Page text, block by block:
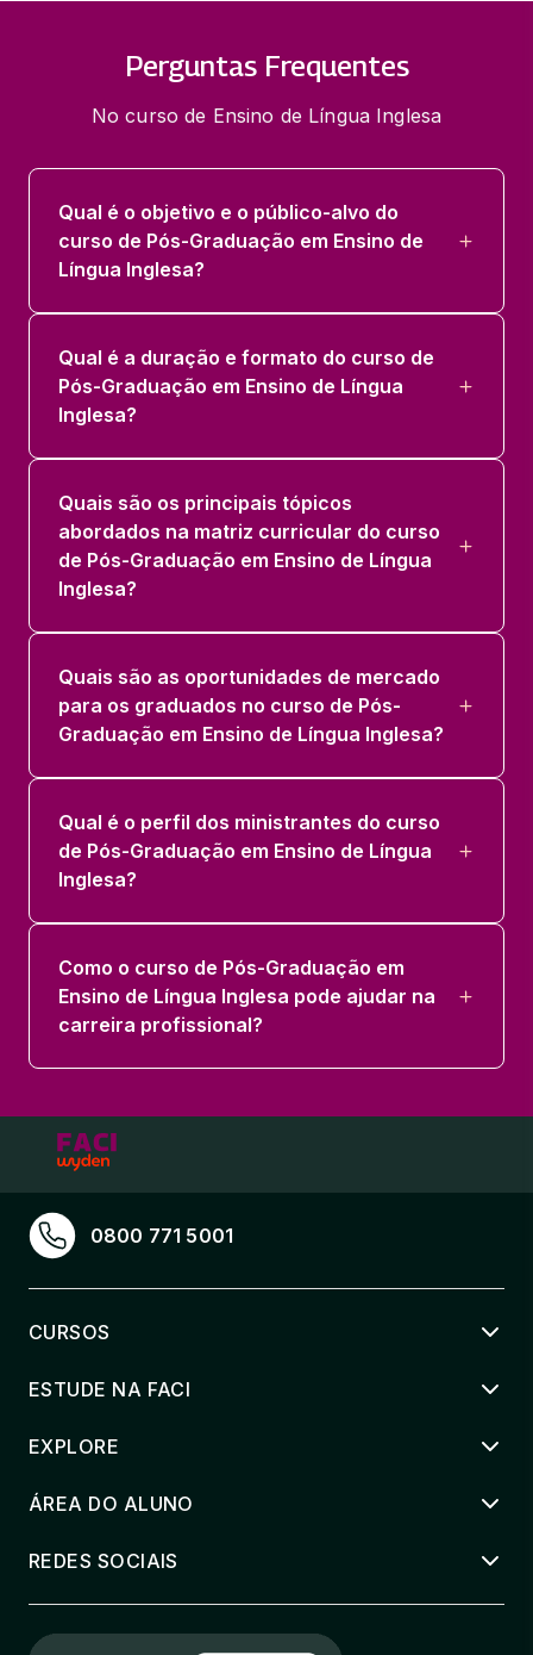
Perguntas Frequentes
No curso de Ensino de Língua Inglesa
Qual é o objetivo e o público-alvo do
curso de Pós-Graduação em Ensino de
Língua Inglesa?
Qual é a duração e formato do curso de
Pós-Graduação em Ensino de Língua
Inglesa?
Quais são os principais tópicos
abordados na matriz curricular do curso
de Pós-Graduação em Ensino de Língua
Inglesa?
Quais são as oportunidades de mercado
para os graduados no curso de Pós-
Graduação em Ensino de Língua Inglesa?
Qual é o perfil dos ministrantes do curso
de Pós-Graduação em Ensino de Língua
Inglesa?
Como o curso de Pós-Graduação em
Ensino de Língua Inglesa pode ajudar na
carreira profissional?
0800 771 5001
CURSOS
ESTUDE NA FACI
EXPLORE
ÁREA DO ALUNO
REDES SOCIAIS